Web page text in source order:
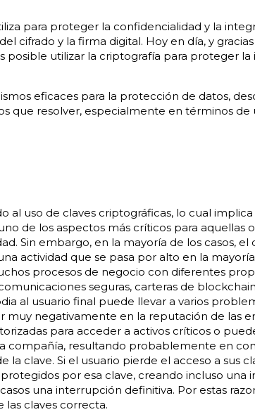
para proteger la confidencialidad y la
cifrado y la firma digital. Hoy en día, y
posible utilizar la criptografía para proteger
eficaces para la protección de datos,
que resolver, especialmente en términos de
al uso de claves criptográficas, lo cual
de los aspectos más críticos para aquellas
Sin embargo, en la mayoría de los casos,
actividad que se pasa por alto en la
procesos de negocio con diferentes
seguras, carteras de
al usuario final puede llevar a varios
negativamente en la reputación de las
para acceder a activos críticos o
compañía, resultando probablemente en
clave. Si el usuario pierde el acceso a sus
por esa clave, creando incluso una
una interrupción definitiva. Por estas
las claves correcta.